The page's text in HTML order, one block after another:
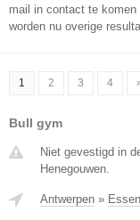
mail in contact te
worden nu overige
1 2 3 4
Bull gym
Niet gevestigd in
Henegouwen.
Antwerpen » Essen